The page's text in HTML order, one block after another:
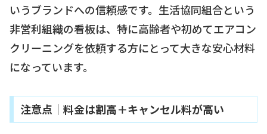
いうブランドへの信頼感です。生活協同組合という
非営利組織の看板は、特に高齢者や初めてエアコン
クリーニングを依頼する方にとって大きな安心材料
になっています。
注意点｜料金は割高＋キャンセル料が高い